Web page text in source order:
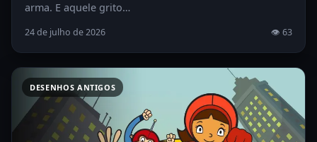
arma. E aquele grito…
24 de julho de 2026 👁 63
DESENHOS ANTIGOS